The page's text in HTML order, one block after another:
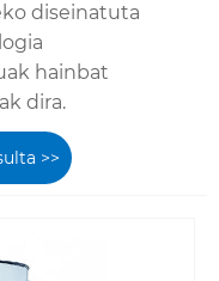
diseinatuta
hainbat
dira.
>>